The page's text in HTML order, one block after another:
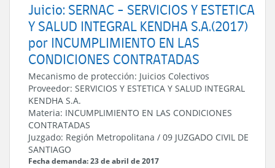
Juicio: SERNAC - SERVICIOS Y ESTETICA
Y SALUD INTEGRAL KENDHA S.A.(2017)
por INCUMPLIMIENTO EN LAS
CONDICIONES CONTRATADAS
Mecanismo de protección: Juicios Colectivos
Proveedor: SERVICIOS Y ESTETICA Y SALUD INTEGRAL
KENDHA S.A.
Materia: INCUMPLIMIENTO EN LAS CONDICIONES
CONTRATADAS
Juzgado: Región Metropolitana / 09 JUZGADO CIVIL DE
SANTIAGO
Fecha demanda: 23 de abril de 2017